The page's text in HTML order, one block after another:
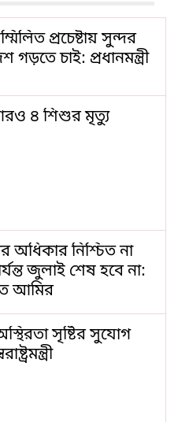
প্রচেষ্টায় সুন্দর
গড়তে চাই: প্রধানমন্ত্রী
৪ শিশুর মৃত্যু
অধিকার নিশ্চিত না
জুলাই শেষ হবে না:
আমির
সৃষ্টির সুযোগ